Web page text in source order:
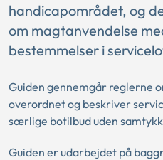
handicapområdet, og
om magtanvendelse
bestemmelser i
Guiden gennemgår reglerne
overordnet og beskriver
særlige botilbud uden
Guiden er udarbejdet på